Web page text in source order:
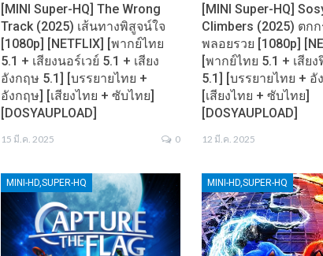
[MINI Super-HQ] The Wrong
Track (2025) เส้นทางพิสูจน์ใจ
[1080p] [NETFLIX] [พากย์ไทย
5.1 + เสียงนอร์เวย์ 5.1 + เสียง
อังกฤษ 5.1] [บรรยายไทย +
อังกฤษ] [เสียงไทย + ซับไทย]
[DOSYAUPLOAD]
15 มี.ค. 2025 0
[MINI Super-HQ]
Climbers (2025) ตก
พลอยรวย [1080p]
[พากย์ไทย 5.1 + เสีย
5.1] [บรรยายไทย + อั
[เสียงไทย + ซับไทย]
[DOSYAUPLOAD]
12 มี.ค. 2025
MINI-HD,SUPER-HQ MINI-HD,SUPER-HQ